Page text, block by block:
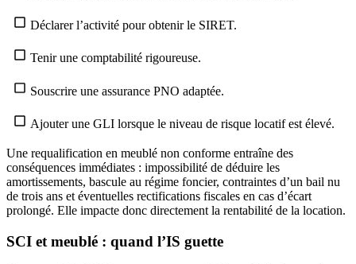
Déclarer l’activité pour obtenir le SIRET.
Tenir une comptabilité rigoureuse.
Souscrire une assurance PNO adaptée.
Ajouter une GLI lorsque le niveau de risque locatif est élevé.
Une requalification en meublé non conforme entraîne des
conséquences immédiates : impossibilité de déduire les
amortissements, bascule au régime foncier, contraintes d’un bail nu
de trois ans et éventuelles rectifications fiscales en cas d’écart
prolongé. Elle impacte donc directement la rentabilité de la location.
SCI et meublé : quand l’IS guette